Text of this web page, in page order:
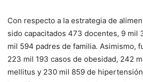
Con respecto a la estrategia de
sido capacitados 473 docentes, 9 mil
mil 594 padres de familia. Asimismo,
223 mil 193 casos de obesidad, 242
mellitus y 230 mil 859 de